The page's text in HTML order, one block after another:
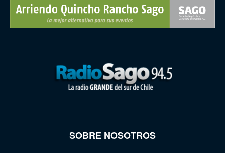
SOBRE NOSOTROS